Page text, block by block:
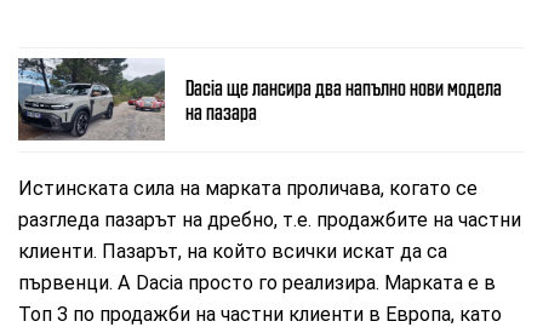
Dacia ще лансира два напълно нови модела
на пазара
Истинската сила на марката проличава, когато се
разгледа пазарът на дребно, т.е. продажбите на частни
клиенти. Пазарът, на който всички искат да са
първенци. А Dacia просто го реализира. Марката е в
Топ 3 по продажби на частни клиенти в Европа, като